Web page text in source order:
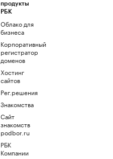
продукты
РБК
Облако для
бизнеса
Корпоративный
регистратор
доменов
Хостинг
сайтов
Рег.решения
Знакомства
Сайт
знакомств
podbor.ru
РБК
Компании